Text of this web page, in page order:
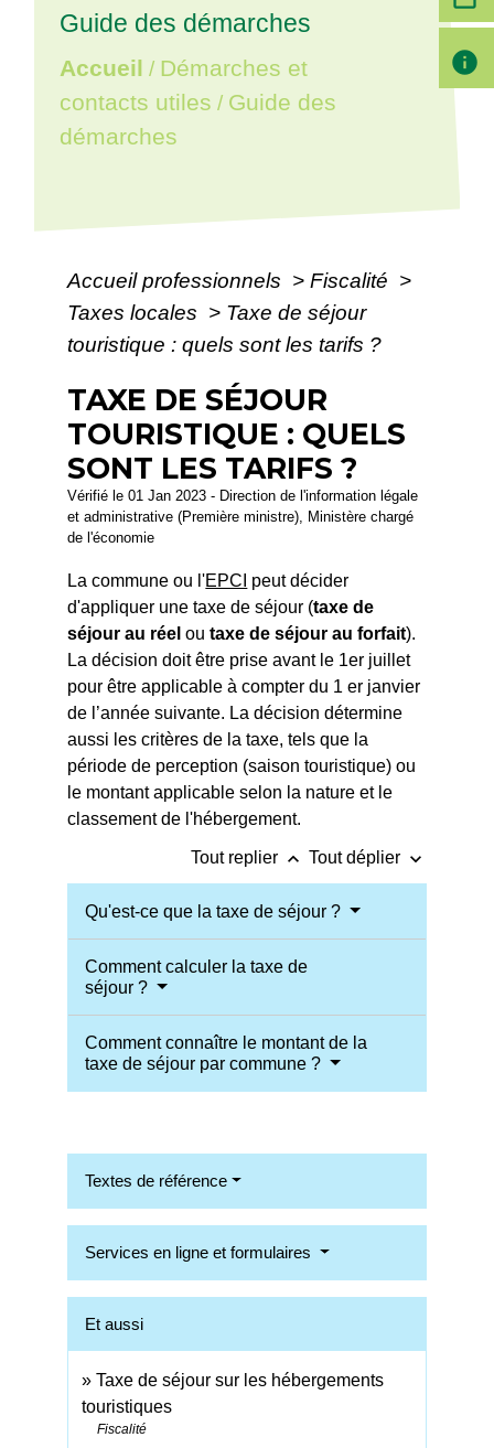
Guide des démarches
Accueil / Démarches et
contacts utiles / Guide des
démarches
Accueil professionnels > Fiscalité >
Taxes locales > Taxe de séjour
touristique : quels sont les tarifs ?
TAXE DE SÉJOUR
TOURISTIQUE : QUELS
SONT LES TARIFS ?
Vérifié le 01 Jan 2023 - Direction de l'information légale
et administrative (Première ministre), Ministère chargé
de l'économie
La commune ou l'EPCI peut décider
d'appliquer une taxe de séjour (taxe de
séjour au réel outaxe de séjour au forfait).
La décision doit être prise avant le 1er juillet
pour être applicable à compter du 1 er janvier
de l’année suivante. La décision détermine
aussi les critères de la taxe, tels que la
période de perception (saison touristique) ou
le montant applicable selon la nature et le
classement de l'hébergement.
Tout replier keyboard_arrow_up Tout déplier keyboard_arrow_down
Qu'est-ce que la taxe de séjour ?
Comment calculer la taxe de
séjour ?
Comment connaître le montant de la
taxe de séjour par commune ?
Textes de référence
Services en ligne et formulaires
Et aussi
Taxe de séjour sur les hébergements
touristiques
Fiscalité
info